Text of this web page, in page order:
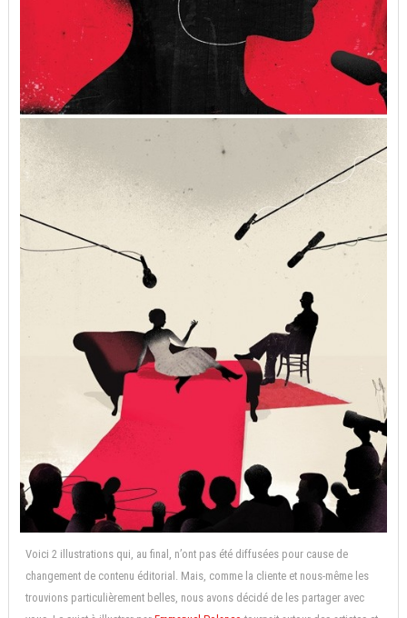
Voici 2 illustrations qui, au final, n’ont pas été diffusées pour cause de
changement de contenu éditorial. Mais, comme la cliente et nous-même les
trouvions particulièrement belles, nous avons décidé de les partager avec